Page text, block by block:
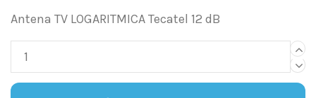
Antena TV LOGARITMICA Tecatel 12 dB